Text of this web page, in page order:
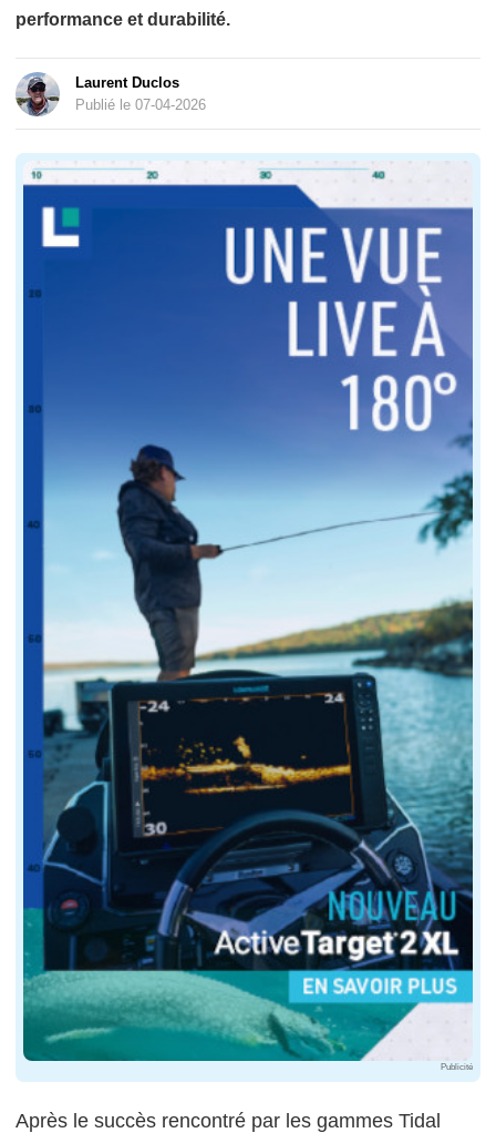
performance et durabilité.
Laurent Duclos
Publié le 07-04-2026
Publicité
Après le succès rencontré par les gammes Tidal